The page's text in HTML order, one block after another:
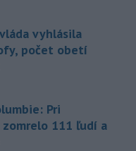
vyhlásila
počet obetí
Pri
111 ľudí a